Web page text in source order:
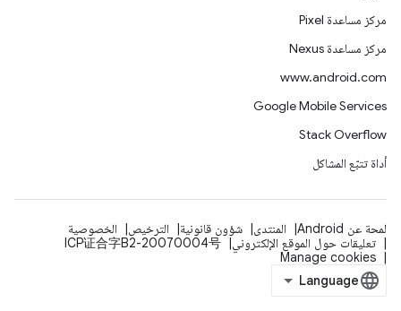
مركز مساعدة Pixel
مركز مساعدة Nexus
www.android.com
Google Mobile Services
Stack Overflow
أداة تتبّع المشاكل
لمحة عن Android المنتدى شؤون قانونية الترخيص
الخصوصية
تعليقات حول الموقع الإلكتروني
ICP证合字B2-20070004号
Manage cookies